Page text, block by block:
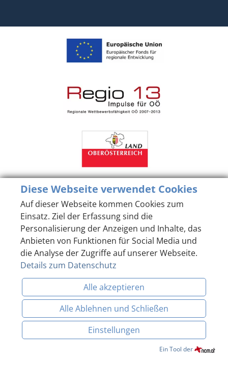
BUCHEN & ANFRAGEN
Datenschutzerklärung Impressum
Diese Webseite verwendet Cookies
Auf dieser Webseite kommen Cookies zum
Einsatz. Ziel der Erfassung sind die
Personalisierung der Anzeigen und Inhalte, das
Anbieten von Funktionen für Social Media und
die Analyse der Zugriffe auf unserer Webseite.
Details zum Datenschutz
Alle akzeptieren
Alle Ablehnen und Schließen
Einstellungen
Ein Tool der